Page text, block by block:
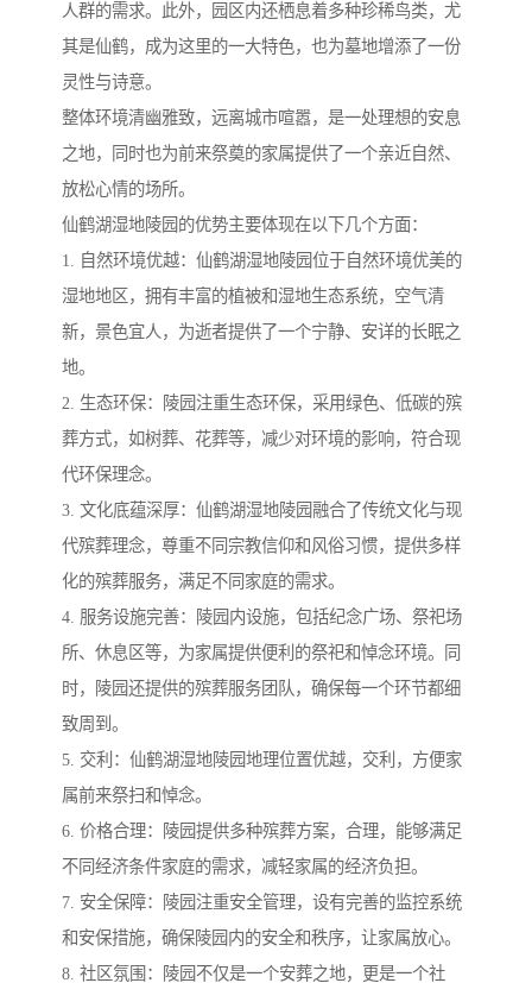
人群的需求。此外，园区内还栖息着多种珍稀鸟类，尤
其是仙鹤，成为这里的一大特色，也为墓地增添了一份
灵性与诗意。
整体环境清幽雅致，远离城市喧嚣，是一处理想的安息
之地，同时也为前来祭奠的家属提供了一个亲近自然、
放松心情的场所。
仙鹤湖湿地陵园的优势主要体现在以下几个方面：
1. 自然环境优越：仙鹤湖湿地陵园位于自然环境优美的
湿地地区，拥有丰富的植被和湿地生态系统，空气清
新，景色宜人，为逝者提供了一个宁静、安详的长眠之
地。
2. 生态环保：陵园注重生态环保，采用绿色、低碳的殡
葬方式，如树葬、花葬等，减少对环境的影响，符合现
代环保理念。
3. 文化底蕴深厚：仙鹤湖湿地陵园融合了传统文化与现
代殡葬理念，尊重不同宗教信仰和风俗习惯，提供多样
化的殡葬服务，满足不同家庭的需求。
4. 服务设施完善：陵园内设施，包括纪念广场、祭祀场
所、休息区等，为家属提供便利的祭祀和悼念环境。同
时，陵园还提供的殡葬服务团队，确保每一个环节都细
致周到。
5. 交利：仙鹤湖湿地陵园地理位置优越，交利，方便家
属前来祭扫和悼念。
6. 价格合理：陵园提供多种殡葬方案，合理，能够满足
不同经济条件家庭的需求，减轻家属的经济负担。
7. 安全保障：陵园注重安全管理，设有完善的监控系统
和安保措施，确保陵园内的安全和秩序，让家属放心。
8. 社区氛围：陵园不仅是一个安葬之地，更是一个社